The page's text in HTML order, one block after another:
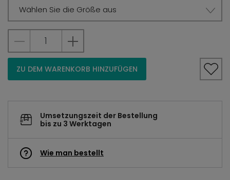
Wählen Sie die Größe aus
ZU DEM WARENKORB HINZUFÜGEN
Umsetzungszeit der Bestellung
bis zu 3 Werktagen
Wie man bestellt